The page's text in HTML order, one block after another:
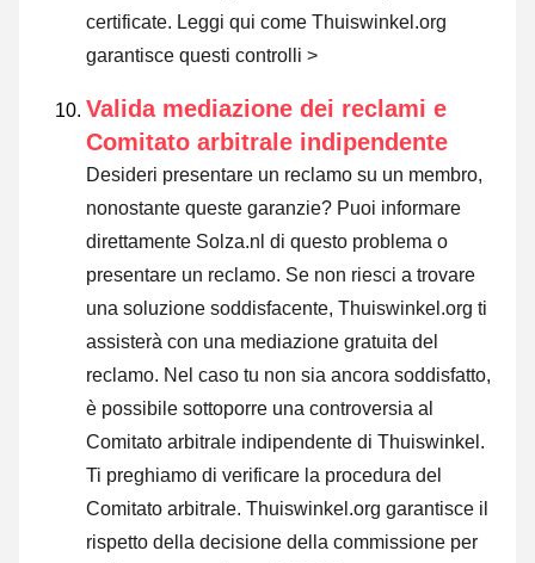
certificate. Leggi qui come Thuiswinkel.org
garantisce questi controlli >
Valida mediazione dei reclami e
Comitato arbitrale indipendente
Desideri presentare un reclamo su un membro,
nonostante queste garanzie? Puoi informare
direttamente Solza.nl di questo problema o
presentare un reclamo. Se non riesci a trovare
una soluzione soddisfacente, Thuiswinkel.org ti
assisterà con una mediazione gratuita del
reclamo. Nel caso tu non sia ancora soddisfatto,
è possibile sottoporre una controversia al
Comitato arbitrale indipendente di Thuiswinkel.
Ti preghiamo di verificare la procedura del
Comitato arbitrale. Thuiswinkel.org garantisce il
rispetto della decisione della commissione per